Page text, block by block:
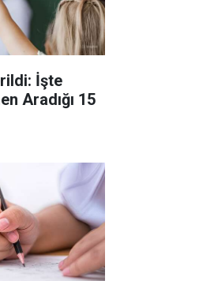
İşte
Aradığı 15